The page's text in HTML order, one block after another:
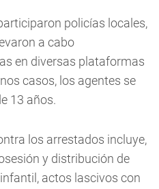
policías locales,
a cabo
en diversas plataformas
casos, los agentes se
13 años.
los arrestados incluye,
y distribución de
actos lascivos con